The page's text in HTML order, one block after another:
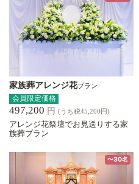
家族葬アレンジ花プラン
会員限定価格
497,200 円 (うち税45,200円)
アレンジ花祭壇でお見送りする家
族葬プラン
〜30名